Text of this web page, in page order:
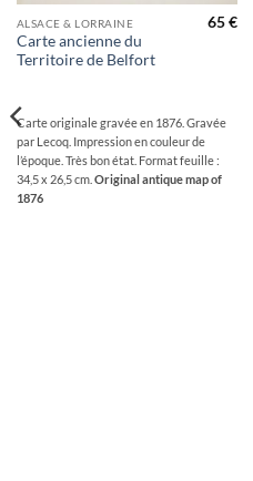
ALSACE & LORRAINE
Carte ancienne du
Territoire de Belfort
65€
Carte originale gravée en 1876. Gravée
par Lecoq. Impression en couleur de
l’époque. Très bon état. Format feuille :
34,5 x 26,5 cm. Original antique map of
1876